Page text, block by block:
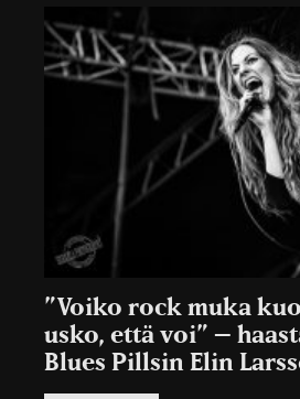
”Voiko rock muka
usko, että voi” –
Blues Pillsin Elin